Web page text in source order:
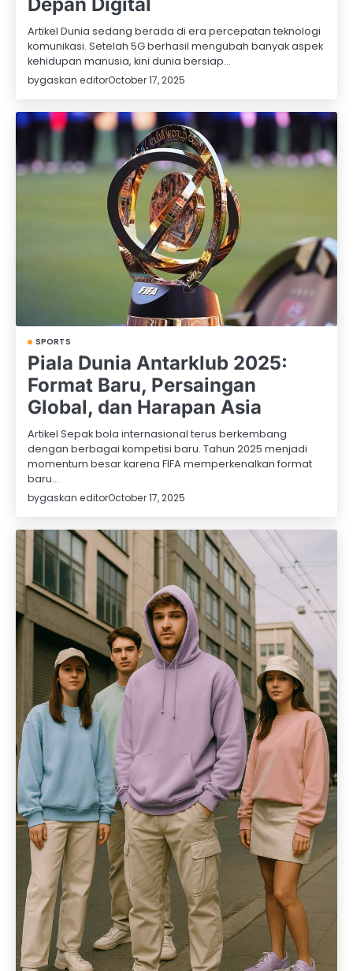
Artikel Dunia sedang berada di era percepatan teknologi
komunikasi. Setelah 5G berhasil mengubah banyak aspek
kehidupan manusia, kini dunia bersiap…
bygaskan editorOctober 17, 2025
SPORTS
Piala Dunia Antarklub 2025:
Format Baru, Persaingan
Global, dan Harapan Asia
Artikel Sepak bola internasional terus berkembang
dengan berbagai kompetisi baru. Tahun 2025 menjadi
momentum besar karena FIFA memperkenalkan format
baru…
bygaskan editorOctober 17, 2025